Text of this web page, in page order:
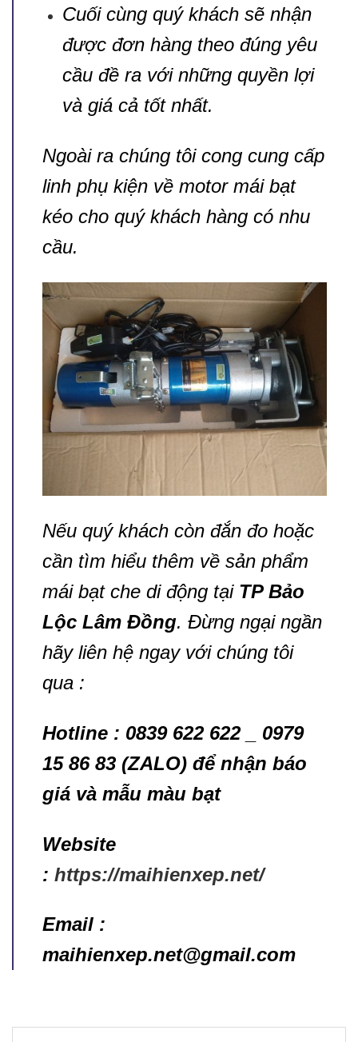
Cuối cùng quý khách sẽ nhận
được đơn hàng theo đúng yêu
cầu đề ra với những quyền lợi
và giá cả tốt nhất.
Ngoài ra chúng tôi cong cung cấp
linh phụ kiện về motor mái bạt
kéo cho quý khách hàng có nhu
cầu.
Nếu quý khách còn đắn đo hoặc
cần tìm hiểu thêm về sản phẩm
mái bạt che di động tại TP Bảo
Lộc Lâm Đồng. Đừng ngại ngần
hãy liên hệ ngay với chúng tôi
qua :
Hotline : 0839 622 622 _ 0979
15 86 83 (ZALO) để nhận báo
giá và mẫu màu bạt
Website
: https://maihienxep.net/
Email :
maihienxep.net@gmail.com